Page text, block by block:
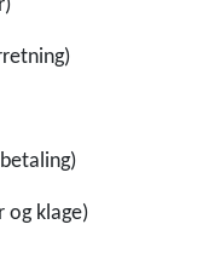
og klage)